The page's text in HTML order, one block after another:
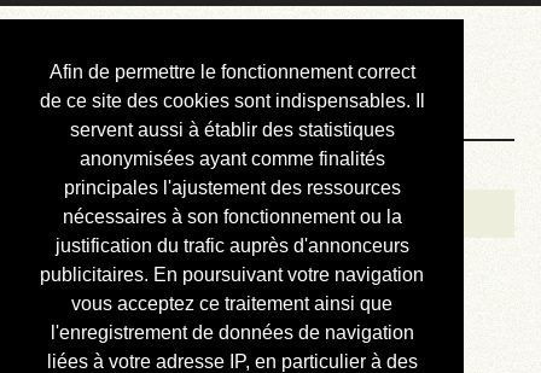
Afin de permettre le fonctionnement correct
de ce site des cookies sont indispensables. Il
servent aussi à établir des statistiques
anonymisées ayant comme finalités
principales l'ajustement des ressources
nécessaires à son fonctionnement ou la
justification du trafic auprès d'annonceurs
publicitaires. En poursuivant votre navigation
vous acceptez ce traitement ainsi que
l'enregistrement de données de navigation
liées à votre adresse IP, en particulier à des
Courbis, « LE »
Blog Officiel
Bienvenue
Réalisations
Divers (et d’été)
Annonces
Liens externes